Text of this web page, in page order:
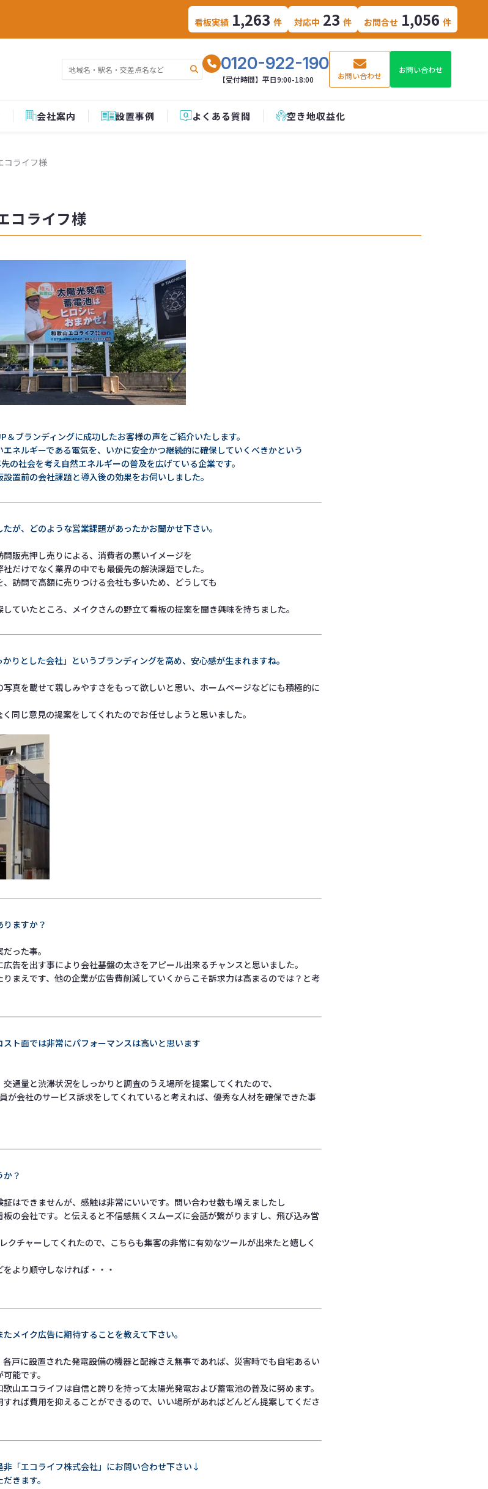
看板実績 1,263 件 対応中 23 件 お問合せ 1,056 件
0120-922-190
【受付時間】平日9:00-18:00 お問い合わせ
お問い合わせ
会社案内 設置事例 よくある質問 空き地収益化
コライフ様
コライフ様
ブランディングに成功したお客様の声をご紹介いたします。
ネルギーである電気を、いかに安全かつ継続的に確保していくべきかという
の社会を考え自然エネルギーの普及を広げている企業です。
置前の会社課題と導入後の効果をお伺いしました。
が、どのような営業課題があったかお聞かせ下さい。
販売押し売りによる、消費者の悪いイメージを
だけでなく業界の中でも最優先の解決課題でした。
訪問で高額に売りつける会社も多いため、どうしても
ていたところ、メイクさんの野立て看板の提案を聞き興味を持ちました。
りとした会社」というブランディングを高め、安心感が生まれますね。
真を載せて親しみやすさをもって欲しいと思い、ホームページなどにも積極的に
同じ意見の提案をしてくれたのでお任せしようと思いました。
ますか？
った事。
告を出す事により会社基盤の太さをアピール出来るチャンスと思いました。
まえです、他の企業が広告費削減していくからこそ訴求力は高まるのでは？と考
ト面では非常にパフォーマンスは高いと思います
通量と渋滞状況をしっかりと調査のうえ場所を提案してくれたので、
が会社のサービス訴求をしてくれていると考えれば、優秀な人材を確保できた事
？
はできませんが、感触は非常にいいです。問い合わせ数も増えましたし
の会社です。と伝えると不信感無くスムーズに会話が繋がりますし、飛び込み営
チャーしてくれたので、こちらも集客の非常に有効なツールが出来たと嬉しく
より順守しなければ・・・
メイク広告に期待することを教えて下さい。
戸に設置された発電設備の機器と配線さえ無事であれば、災害時でも自宅あるい
能です。
山エコライフは自信と誇りを持って太陽光発電および蓄電池の普及に努めます。
れば費用を抑えることができるので、いい場所があればどんどん提案してくださ
「エコライフ株式会社」にお問い合わせ下さい↓
きます。